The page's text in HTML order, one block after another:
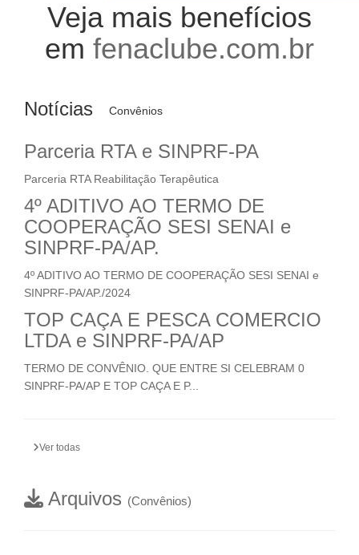
Veja mais benefícios
em fenaclube.com.br
Notícias Convênios
Parceria RTA e SINPRF-PA
Parceria RTA Reabilitação Terapêutica
4º ADITIVO AO TERMO DE
COOPERAÇÃO SESI SENAI e
SINPRF-PA/AP.
4º ADITIVO AO TERMO DE COOPERAÇÃO SESI SENAI e
SINPRF-PA/AP./2024
TOP CAÇA E PESCA COMERCIO
LTDA e SINPRF-PA/AP
TERMO DE CONVÊNIO. QUE ENTRE SI CELEBRAM 0
SINPRF-PA/AP E TOP CAÇA E P...
Ver todas
Arquivos (Convênios)